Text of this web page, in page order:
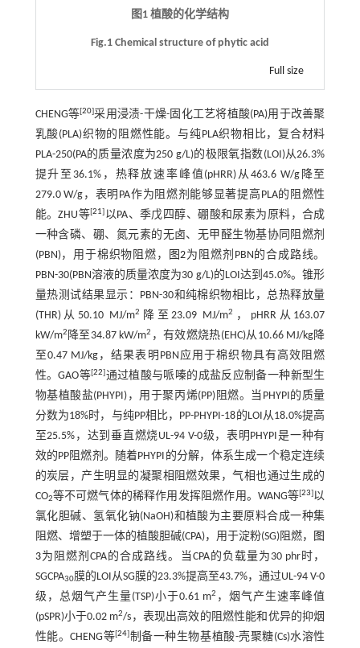
图1 植酸的化学结构
Fig.1 Chemical structure of phytic acid
Full size
CHENG等[20]采用浸渍-干燥-固化工艺将植酸(PA)用于改善聚
乳酸(PLA)织物的阻燃性能。与纯PLA织物相比，复合材料
PLA-250(PA的质量浓度为250 g/L)的极限氧指数(LOI)从26.3%
提升至36.1%，热释放速率峰值(pHRR)从463.6 W/g降至
279.0 W/g，表明PA作为阻燃剂能够显著提高PLA的阻燃性
能。ZHU等[21] 以PA、季戊四醇、硼酸和尿素为原料，合成
一种含磷、硼、氮元素的无卤、无甲醛生物基协同阻燃剂
(PBN)，用于棉织物阻燃，
图2为阻燃剂PBN的合成路线。
PBN-30(PBN溶液的质量浓度为30 g/L)的LOI达到45.0%。锥形
量热测试结果显示：PBN-30和纯棉织物相比，总热释放量
(THR)从50.10 MJ/m2 降至23.09 MJ/m2
，pHRR从163.07
kW/m2 降至34.87 kW/m2 ，有效燃烧热(EHC)从10.66 MJ/kg降
至0.47 MJ/kg，结果表明PBN应用于棉织物具有高效阻燃
性。GAO等[22]通过植酸与哌嗪的成盐反应制备一种新型生
物基植酸盐(PHYPI)，用于聚丙烯(PP)阻燃。当PHYPI的质量
分数为18%时，与纯PP相比，PP-PHYPI-18的LOI从18.0%提高
至25.5%，达到垂直燃烧UL-94 V-0级，表明PHYPI是一种有
效的PP阻燃剂。随着PHYPI的分解，体系生成一个稳定连续
的炭层，产生明显的凝聚相阻燃效果，气相也通过生成的
CO2等不可燃气体的稀释作用发挥阻燃作用。WANG等[23]以
氯化胆碱、氢氧化钠(NaOH)和植酸为主要原料合成一种集
阻燃、增塑于一体的植酸胆碱(CPA)，用于淀粉(SG)阻燃，
图
3为阻燃剂CPA的合成路线。当CPA的负载量为30 phr时，
SGCPA30膜的LOI从SG膜的23.3%提高至43.7%，通过UL-94 V-0
级，总烟气产生量(TSP)小于0.61 m2 ，烟气产生速率峰值
(pSPR)小于0.02 m2/s，表现出高效的阻燃性能和优异的抑烟
性能。CHENG等[24]制备一种生物基植酸-壳聚糖(Cs)水溶性